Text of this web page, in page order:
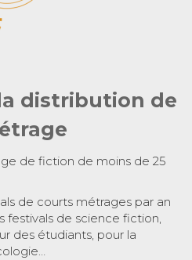
distribution de
de fiction de moins de 25
de courts métrages par an
festivals de science fiction,
des étudiants, pour la